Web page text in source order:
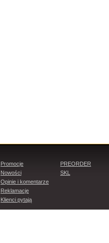
Promocje
Nowości
Opinie i komentarze
Reklamacje
Klienci pytają
PREORDER
SKL